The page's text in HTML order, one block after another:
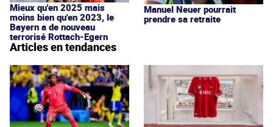
Mieux qu'en 2025 mais
moins bien qu'en 2023, le
Bayern a de nouveau
terrorisé Rottach-Egern
Manuel Neuer pourrait
prendre sa retraite
Articles en tendances